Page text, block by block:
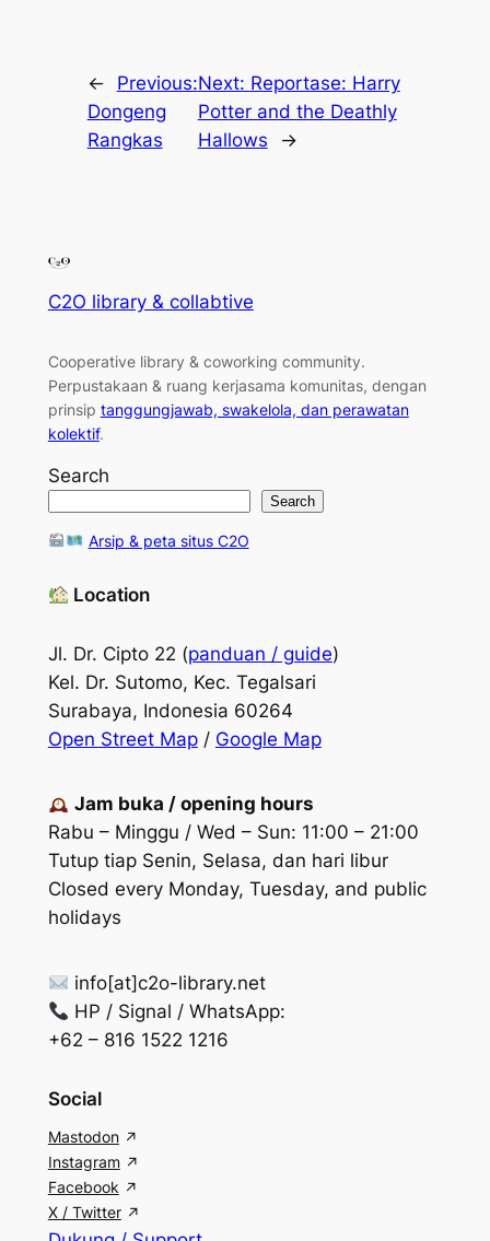
←
Previous:
Dongeng
Rangkas
Next: Reportase: Harry
Potter and the Deathly
Hallows
→
C2O library & collabtive
Cooperative library & coworking community.
Perpustakaan & ruang kerjasama komunitas, dengan
prinsip tanggungjawab, swakelola, dan perawatan
kolektif.
Search
Search
Arsip & peta situs C2O
Location
Jl. Dr. Cipto 22 (panduan / guide)
Kel. Dr. Sutomo, Kec. Tegalsari
Surabaya, Indonesia 60264
Open Street Map/ Google Map
Jam buka / opening hours
Rabu – Minggu / Wed – Sun: 11:00 – 21:00
Tutup tiap Senin, Selasa, dan hari libur
Closed every Monday, Tuesday, and public
holidays
info[at]c2o-library.net
HP / Signal / WhatsApp:
+62 – 816 1522 1216
Social
Mastodon
Instagram
Facebook
X / Twitter